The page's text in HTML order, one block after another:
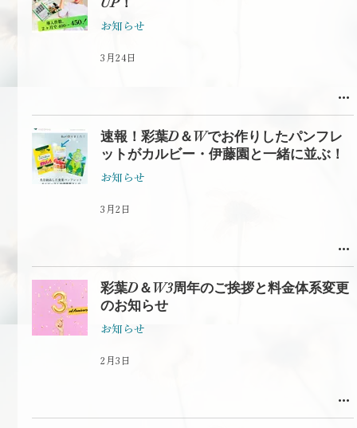
お知らせ
3月24日
速報！彩葉D＆Wでお作りしたパンフレ
ットがカルビー・伊藤園と一緒に並ぶ！
お知らせ
3月2日
彩葉D＆W3周年のご挨拶と料金体系変更
のお知らせ
お知らせ
2月3日